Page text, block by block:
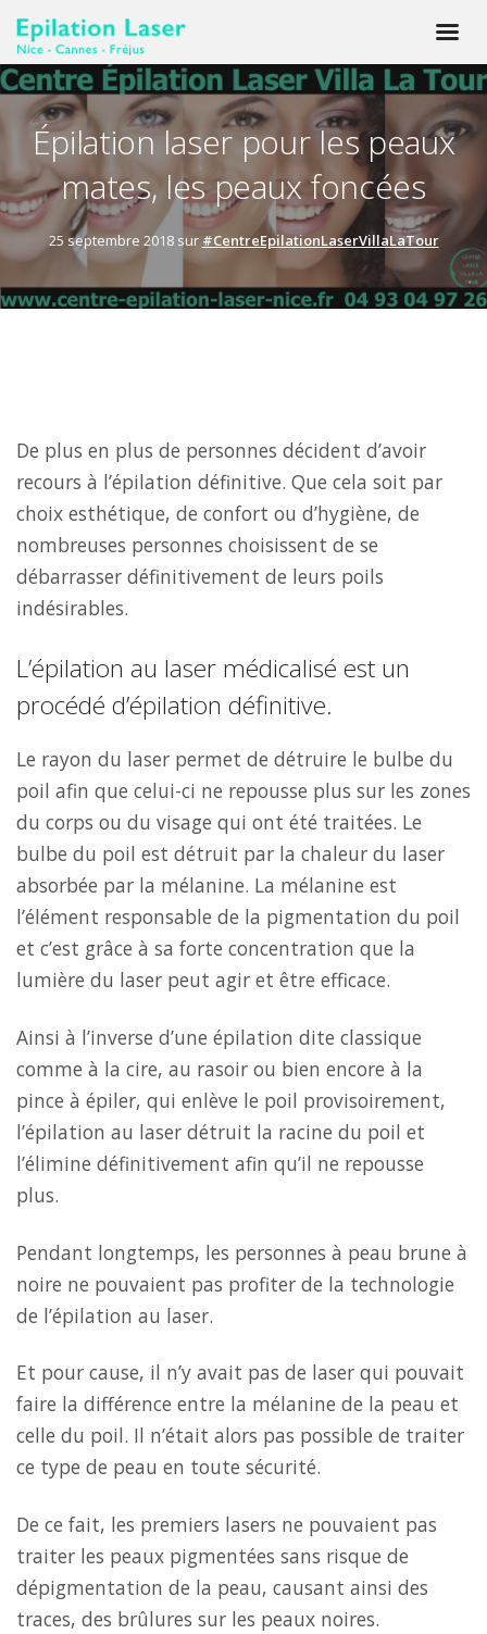
Épilation laser pour les peaux
mates, les peaux foncées
25 septembre 2018 sur #CentreEpilationLaserVillaLaTour
De plus en plus de personnes décident d’avoir
recours à l’épilation définitive. Que cela soit par
choix esthétique, de confort ou d’hygiène, de
nombreuses personnes choisissent de se
débarrasser définitivement de leurs poils
indésirables.
L’épilation au laser médicalisé est un
procédé d’épilation définitive.
Le rayon du laser permet de détruire le bulbe du
poil afin que celui-ci ne repousse plus sur les zones
du corps ou du visage qui ont été traitées. Le
bulbe du poil est détruit par la chaleur du laser
absorbée par la mélanine. La mélanine est
l’élément responsable de la pigmentation du poil
et c’est grâce à sa forte concentration que la
lumière du laser peut agir et être efficace.
Ainsi à l’inverse d’une épilation dite classique
comme à la cire, au rasoir ou bien encore à la
pince à épiler, qui enlève le poil provisoirement,
l’épilation au laser détruit la racine du poil et
l’élimine définitivement afin qu’il ne repousse
plus.
Pendant longtemps, les personnes à peau brune à
noire ne pouvaient pas profiter de la technologie
de l’épilation au laser.
Et pour cause, il n’y avait pas de laser qui pouvait
faire la différence entre la mélanine de la peau et
celle du poil. Il n’était alors pas possible de traiter
ce type de peau en toute sécurité.
De ce fait, les premiers lasers ne pouvaient pas
traiter les peaux pigmentées sans risque de
dépigmentation de la peau, causant ainsi des
traces, des brûlures sur les peaux noires.